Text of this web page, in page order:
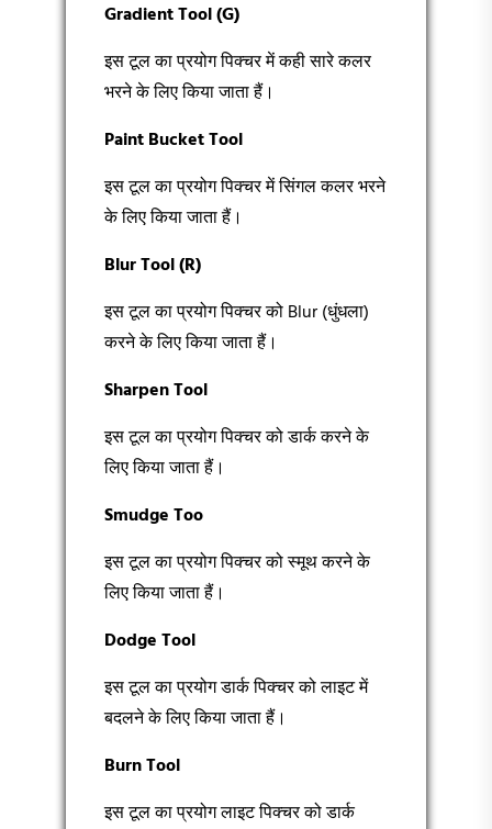
Gradient Tool (G)
इस टूल का प्रयोग पिक्चर में कही सारे कलर
भरने के लिए किया जाता हैं।
Paint Bucket Tool
इस टूल का प्रयोग पिक्चर में सिंगल कलर भरने
के लिए किया जाता हैं।
Blur Tool (R)
इस टूल का प्रयोग पिक्चर को Blur (धुंधला)
करने के लिए किया जाता हैं।
Sharpen Tool
इस टूल का प्रयोग पिक्चर को डार्क करने के
लिए किया जाता हैं।
Smudge Too
इस टूल का प्रयोग पिक्चर को स्मूथ करने के
लिए किया जाता हैं।
Dodge Tool
इस टूल का प्रयोग डार्क पिक्चर को लाइट में
बदलने के लिए किया जाता हैं।
Burn Tool
इस टूल का प्रयोग लाइट पिक्चर को डार्क